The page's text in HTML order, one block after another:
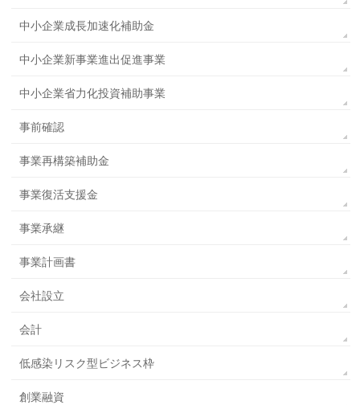
中小企業成長加速化補助金
中小企業新事業進出促進事業
中小企業省力化投資補助事業
事前確認
事業再構築補助金
事業復活支援金
事業承継
事業計画書
会社設立
会計
低感染リスク型ビジネス枠
創業融資